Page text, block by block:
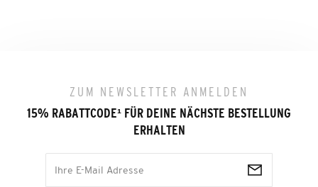
ZUM NEWSLETTER ANMELDEN
15% RABATTCODE¹ FÜR DEINE NÄCHSTE BESTELLUNG
ERHALTEN